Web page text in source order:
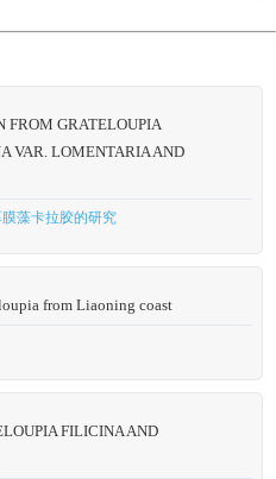
FROM GRATELOUPIA
VAR. LOMENTARIA AND
藻卡拉胶的研究
from Liaoning coast
FILICINA AND